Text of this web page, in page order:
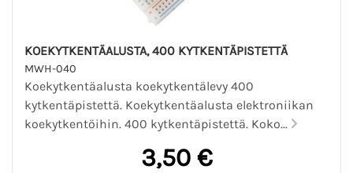
KOEKYTKENTÄALUSTA, 400 KYTKENTÄPISTETTÄ
MWH-040
Koekytkentäalusta koekytkentälevy 400
kytkentäpistettä. Koekytkentäalusta elektroniikan
koekytkentöihin. 400 kytkentäpistettä. Koko...
3,50 €